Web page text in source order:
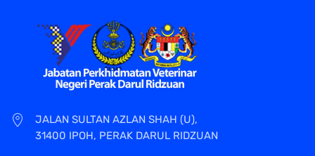
JALAN SULTAN AZLAN SHAH (U),
31400 IPOH, PERAK DARUL RIDZUAN